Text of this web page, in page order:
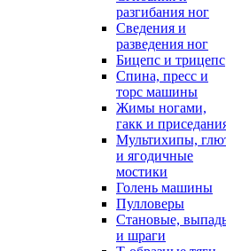
разгибания ног
Сведения и
разведения ног
Бицепс и трицепс
Спина, пресс и
торс машины
Жимы ногами,
гакк и
Мультихипы,
и ягодичные
мостики
Голень машины
Пулловеры
Становые,
и шраги